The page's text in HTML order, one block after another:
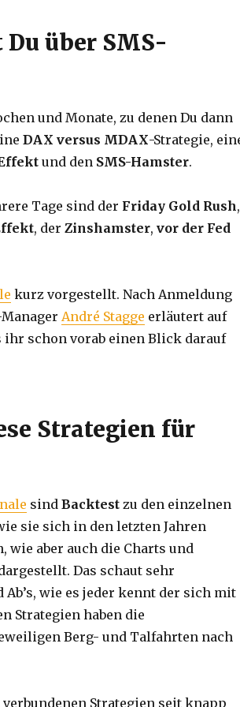
über SMS-
und Monate, zu denen Du dann
DAX versus MDAX-Strategie,
und den SMS-Hamster.
Tage sind der Friday Gold Rush,
, derZinshamster,vor der Fed
kurz vorgestellt. Nach Anmeldung
ManagerAndré Stagge erläutert auf
ihr schon vorab einen Blick darauf
Strategien für
sindBacktest zu den einzelnen
sie sich in den letzten Jahren
wie aber auch die Charts und
Das schaut sehr
wie es jeder kennt der sich mit
Strategien haben die
Berg- und Talfahrten nach
Strategien seit knapp